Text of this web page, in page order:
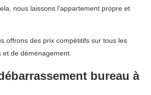
nous laissons l’appartement propre et
offrons des prix compétitifs sur tous les
de déménagement.
bureau à